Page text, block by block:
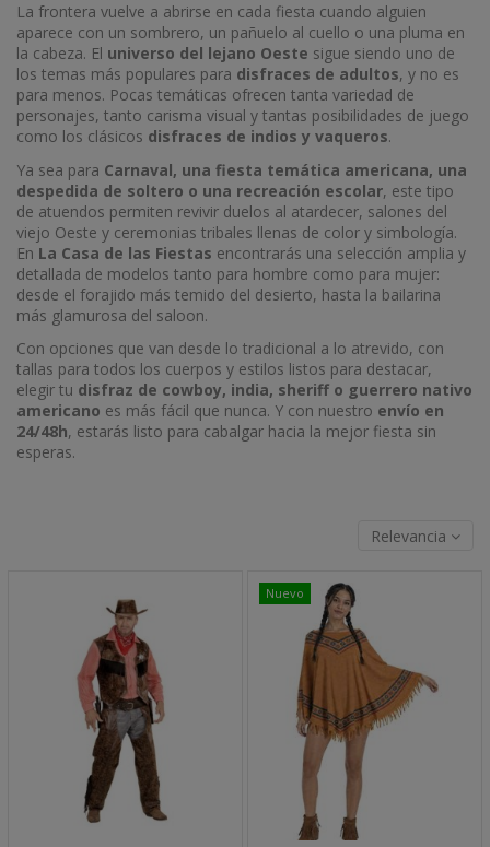
La frontera vuelve a abrirse en cada fiesta cuando alguien
aparece con un sombrero, un pañuelo al cuello o una pluma en
la cabeza. El universo del lejano Oeste sigue siendo uno de
los temas más populares para disfraces de adultos, y no es
para menos. Pocas temáticas ofrecen tanta variedad de
personajes, tanto carisma visual y tantas posibilidades de juego
como los clásicos disfraces de indios y vaqueros.
Ya sea para Carnaval, una fiesta temática americana, una
despedida de soltero o una recreación escolar, este tipo
de atuendos permiten revivir duelos al atardecer, salones del
viejo Oeste y ceremonias tribales llenas de color y simbología.
En La Casa de las Fiestas encontrarás una selección amplia y
detallada de modelos tanto para hombre como para mujer:
desde el forajido más temido del desierto, hasta la bailarina
más glamurosa del saloon.
Con opciones que van desde lo tradicional a lo atrevido, con
tallas para todos los cuerpos y estilos listos para destacar,
elegir tu disfraz de cowboy, india, sheriff o guerrero nativo
americano es más fácil que nunca. Y con nuestro envío en
24/48h, estarás listo para cabalgar hacia la mejor fiesta sin
esperas.
Relevancia
Nuevo